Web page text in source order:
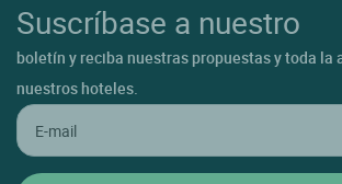
Suscríbase a nuestro
boletín y reciba nuestras propuestas y toda la
nuestros hoteles.